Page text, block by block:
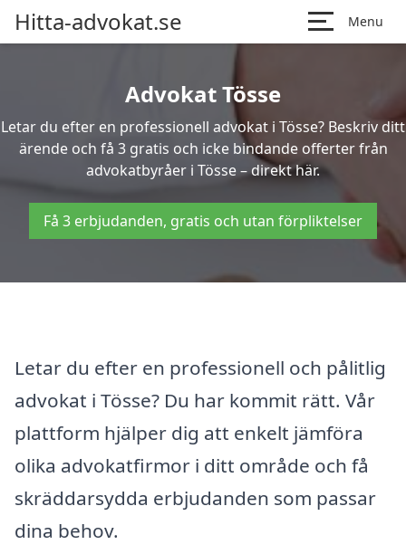
Hitta-advokat.se Menu
Advokat Tösse
Letar du efter en professionell advokat i Tösse? Beskriv ditt
ärende och få 3 gratis och icke bindande offerter från
advokatbyråer i Tösse – direkt här.
Få 3 erbjudanden, gratis och utan förpliktelser
Letar du efter en professionell och pålitlig
advokat i Tösse? Du har kommit rätt. Vår
plattform hjälper dig att enkelt jämföra
olika advokatfirmor i ditt område och få
skräddarsydda erbjudanden som passar
dina behov.